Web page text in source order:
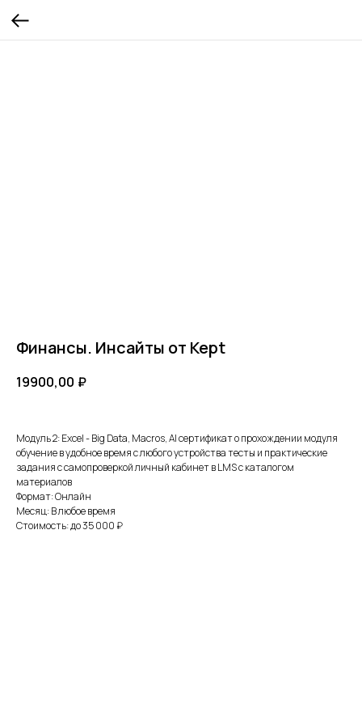
Финансы. Инсайты от Kept
19900,00 ₽
Модуль 2: Excel - Big Data, Macros, AI сертификат о прохождении модуля
обучение в удобное время с любого устройства тесты и практические
задания с самопроверкой личный кабинет в LMS с каталогом
материалов
Формат: Онлайн
Месяц: В любое время
Стоимость: до 35 000 ₽